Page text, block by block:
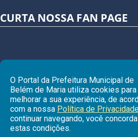
CURTA NOSSA FAN PAGE
© Copyright 2026 Prefeitura Municipal de
O Portal da Prefeitura Municipal de
Belém de Maria utiliza cookies para
melhorar a sua experiência, de
com a nossa Política de
continuar navegando, você
estas condições.